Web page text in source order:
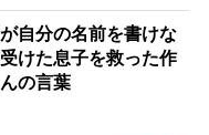
い」
自分の名前を書けな
けた息子を救った作
の言葉